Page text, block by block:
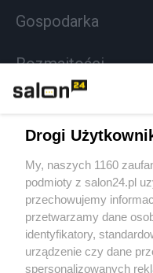
Gospodarka
Rozmaitości
Sport
Społeczeństwo
Kultura
Drogi
My, naszych 1160
podmioty z salon24.pl
przechowujemy
przetwarzamy dane
identyfikatory,
urządzenie czy dane
spersonalizowanych